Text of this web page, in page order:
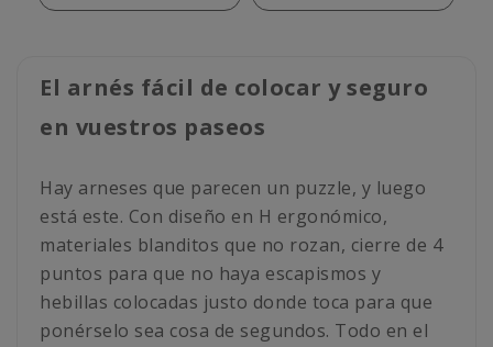
El arnés fácil de colocar y seguro
en vuestros paseos
Hay arneses que parecen un puzzle, y luego
está este. Con diseño en H ergonómico,
materiales blanditos que no rozan, cierre de 4
puntos para que no haya escapismos y
hebillas colocadas justo donde toca para que
ponérselo sea cosa de segundos. Todo en el